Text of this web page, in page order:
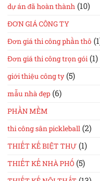
dự án đã hoàn thành (10)
ĐƠN GIÁ CÔNG TY
Đơn giá thi công phần thô
Đơn giá thi công trọn gói (1)
giới thiệu công ty (5)
mẫu nhà đẹp (6)
PHẦN MỀM
thi công sân pickleball (2)
THIẾT KẾ BIỆT THỰ (1)
THIẾT KẾ NHÀ PHỐ (5)